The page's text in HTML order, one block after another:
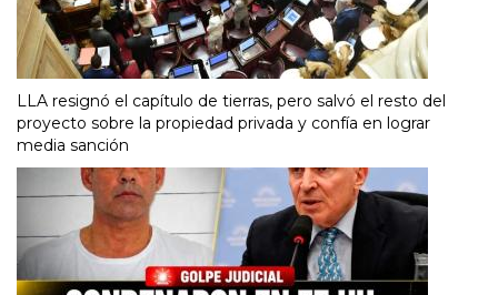
LLA resignó el capítulo de tierras, pero salvó el resto del
proyecto sobre la propiedad privada y confía en lograr
media sanción